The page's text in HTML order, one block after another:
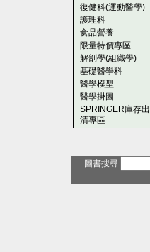
復健科(運動醫學)
護理科
食品營養
限量特價專區
解剖學(組織學)
基礎醫學科
醫學模型
醫學掛圖
SPRINGER庫存出
清專區
圖書搜尋